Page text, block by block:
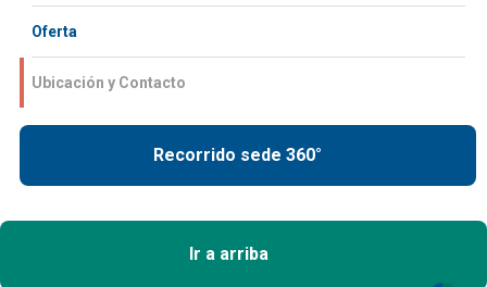
Oferta
Ubicación y Contacto
Recorrido sede 360°
Ir a arriba